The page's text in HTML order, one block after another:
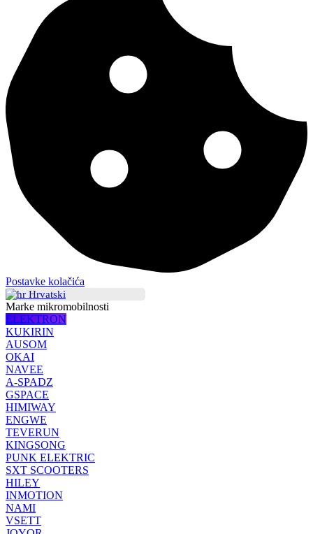
Postavke kolačića
Hrvatski
Marke mikromobilnosti
ELEKTRON
KUKIRIN
AUSOM
OKAI
NAVEE
A-SPADZ
GSPACE
HIMIWAY
ENGWE
TEVERUN
KINGSONG
PUNK ELEKTRIC
SXT SCOOTERS
HILEY
INMOTION
NAMI
VSETT